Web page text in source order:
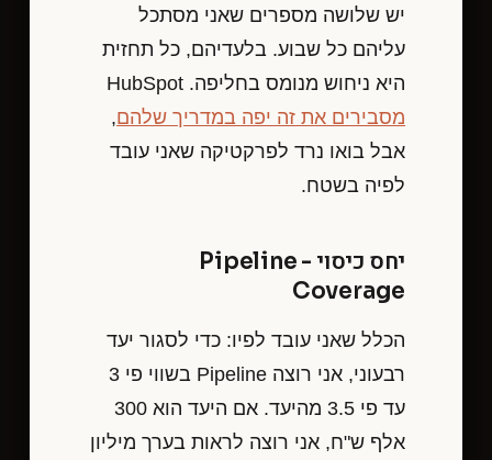
יש שלושה מספרים שאני מסתכל
עליהם כל שבוע. בלעדיהם, כל תחזית
היא ניחוש מנומס בחליפה. HubSpot
מסבירים את זה יפה במדריך שלהם,
אבל בואו נרד לפרקטיקה שאני עובד
לפיה בשטח.
יחס כיסוי - Pipeline
Coverage
הכלל שאני עובד לפיו: כדי לסגור יעד
רבעוני, אני רוצה Pipeline בשווי פי 3
עד פי 3.5 מהיעד. אם היעד הוא 300
אלף ש"ח, אני רוצה לראות בערך מיליון